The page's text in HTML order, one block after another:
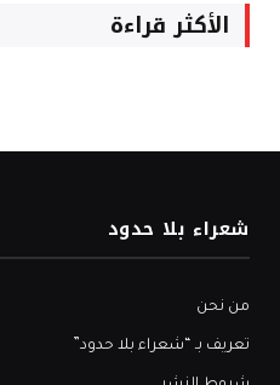
الأكثر قراءة
شعراء بلا حدود
من نحن
تعريف بـ “شعراء بلا حدود”